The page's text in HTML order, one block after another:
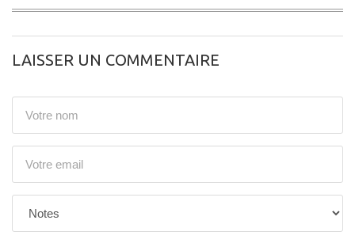
LAISSER UN COMMENTAIRE